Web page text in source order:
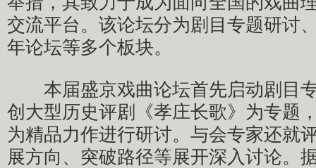
交流平台。该论坛分为剧目专题研讨
年论坛等多个板块。
本届盛京戏曲论坛首先启动剧目
创大型历史评剧《孝庄长歌》为专题
为精品力作进行研讨。与会专家还就
展方向、突破路径等展开深入讨论。